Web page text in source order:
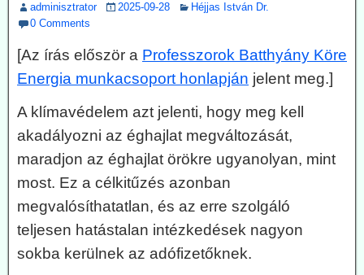
adminisztrator 2025-09-28
Héjjas István Dr.
0 Comments
[Az írás először a Professzorok Batthyány Köre
Energia munkacsoport honlapján jelent meg.]
A klímavédelem azt jelenti, hogy meg kell
akadályozni az éghajlat megváltozását,
maradjon az éghajlat örökre ugyanolyan, mint
most. Ez a célkitűzés azonban
megvalósíthatatlan, és az erre szolgáló
teljesen hatástalan intézkedések nagyon
sokba kerülnek az adófizetőknek.